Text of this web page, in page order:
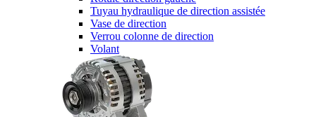
Tuyau hydraulique de direction assistée
Vase de direction
Verrou colonne de direction
Volant